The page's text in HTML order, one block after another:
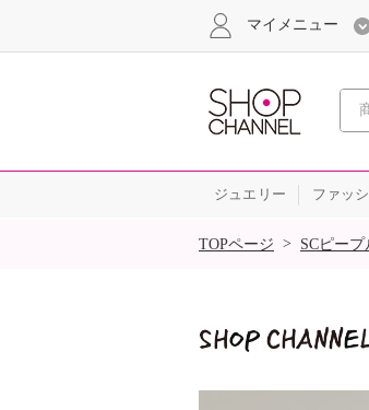
マイメニュー
ジュエリー ファッ
SALE
TOPページ > SCピープ